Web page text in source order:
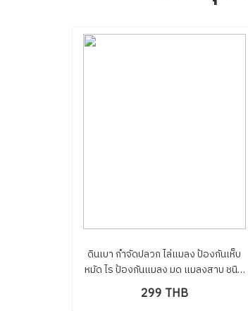
ดินเบา กำจัดปลวก ไล่แมลง ป้องกันเห็บ
หมัด ไร ป้องกันแมลง มด แมลงสาบ ชนิด
พิเศษรวมถัง ขนาด400กรัม คุ้มค่าราคา
โรงงาน
299 THB